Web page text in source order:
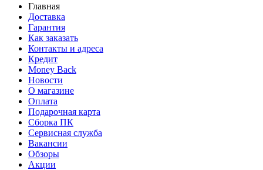
Главная
Доставка
Гарантия
Как заказать
Контакты и адреса
Кредит
Money Back
Новости
О магазине
Оплата
Подарочная карта
Сборка ПК
Сервисная служба
Вакансии
Обзоры
Акции